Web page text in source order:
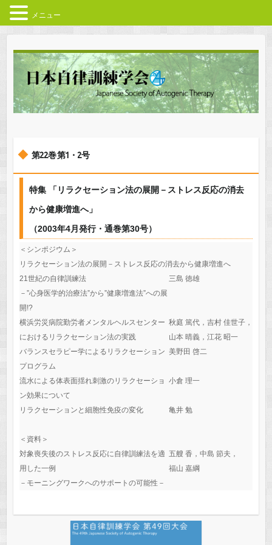
第22巻 第1・2号
特集 「リラクセーション法の展開－ストレス反応の消去
から健康増進へ」
（2003年4月発行・通巻第30号）
＜シンポジウム＞
リラクセーション法の展開－ストレス反応の消去から健康増進へ
21世紀の自律訓練法
－”心身医学的治療法”から”健康増進法”への展
開!?
三島 徳雄
横浜労災病院勤労者メンタルヘルスセンター
におけるリラクセーション法の実践
秋庭 篤代，吉村 佳世子，
山本 晴義，江花 昭一
バランスセラピー学によるリラクセーション
プログラム
美野田 啓二
流水による体表面揺れ刺激のリラクセーショ
ン効果について
小倉 理一
リラクセーションと細胞性免疫の変化 亀井 勉
＜資料＞
対象喪失後のストレス反応に自律訓練法を適
用した一例
－モーニングワークへのサポートの可能性－
五艘 香，中島 節夫，
福山 嘉綱
メニュー